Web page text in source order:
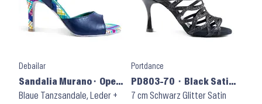
Debailar
Sandalia Murano⬝ Open
Back
Blaue Tanzsandale, Leder +
Portdance
PD803-70 ⬝ Black Satin
Glitter
7 cm Schwarz Glitter Satin